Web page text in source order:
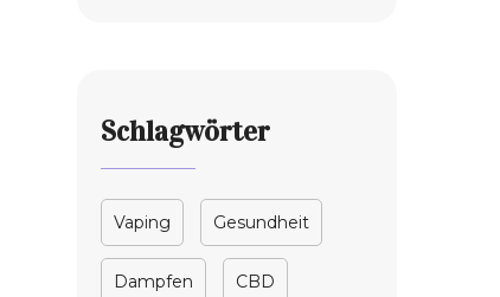
Schlagwörter
Vaping Gesundheit
Dampfen CBD